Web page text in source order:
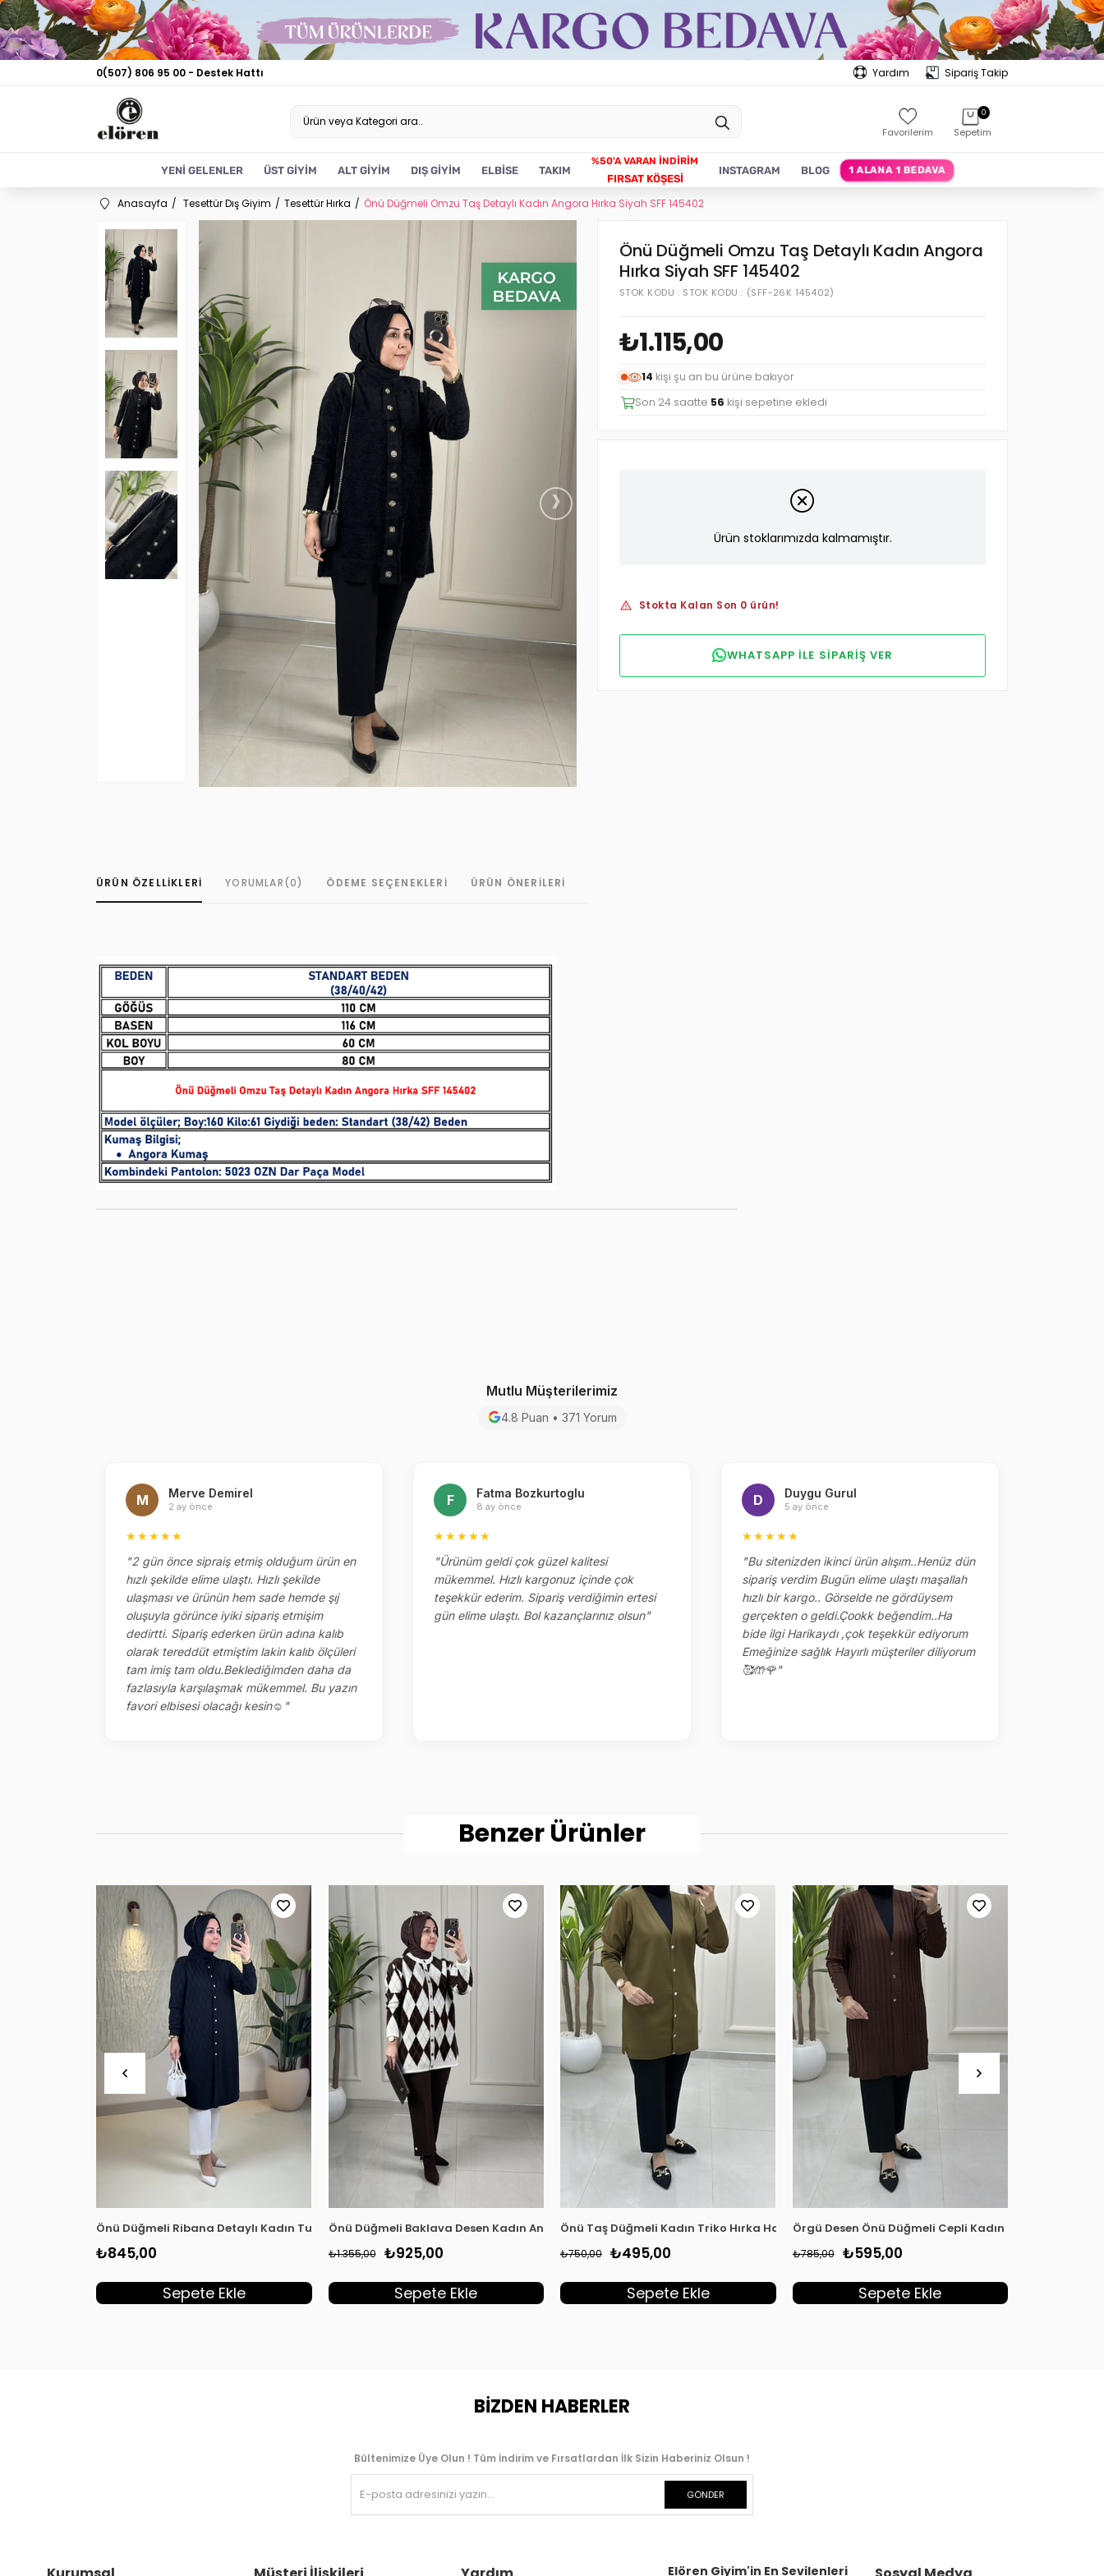
0(507) 806 95 00 - Destek Hattı Yardım Sipariş Takip
Sepetim
0
Favorilerim
YENİ GELENLER ÜST GİYİM ALT GİYİM DIŞ GİYİM ELBİSE TAKIM
FIRSAT KÖŞESİ
INSTAGRAM BLOG 1 ALANA 1 BEDAVA
Anasayfa Tesettür Dış Giyim Tesettür Hırka Önü Düğmeli Omzu Taş Detaylı Kadın Angora Hırka Siyah SFF 145402
›
Önü Düğmeli Omzu Taş Detaylı Kadın Angora
Hırka Siyah SFF 145402
(SFF-26K 145402)
STOK KODU STOK KODU
₺1.115,00
14 kişi şu an bu ürüne bakıyor
Son 24 saatte 56 kişi sepetine ekledi
Ürün stoklarımızda kalmamıştır.
Stokta Kalan Son 0 ürün!
WHATSAPP ILE SIPARIŞ VER
ÜRÜN ÖZELLIKLERI YORUMLAR(0) ÖDEME SEÇENEKLERI ÜRÜN ÖNERILERI
Mutlu Müşterilerimiz
4.8 Puan • 371 Yorum
M Merve Demirel
2 ay önce
★★★★★
"2 gün önce sipraiş etmiş olduğum ürün en
hızlı şekilde elime ulaştı. Hızlı şekilde
ulaşması ve ürünün hem sade hemde şıj
oluşuyla görünce iyiki sipariş etmişim
dedirtti. Sipariş ederken ürün adına kalıb
olarak tereddüt etmiştim lakin kalıb ölçüleri
tam imiş tam oldu.Beklediğimden daha da
fazlasıyla karşılaşmak mükemmel. Bu yazın
favori elbisesi olacağı kesin☺️"
F Fatma Bozkurtoglu
8 ay önce
★★★★★
"Ürünüm geldi çok güzel kalitesi
mükemmel. Hızlı kargonuz içinde çok
teşekkür ederim. Sipariş verdiğimin ertesi
gün elime ulaştı. Bol kazançlarınız olsun"
D Duygu Gurul
5 ay önce
★★★★★
"Bu sitenizden ikinci ürün alışım..Henüz dün
sipariş verdim Bugün elime ulaştı maşallah
hızlı bir kargo.. Görselde ne gördüysem
gerçekten o geldi.Çookk beğendim..Ha
bide ilgi Harikaydı ,çok teşekkür ediyorum
Emeğinize sağlık Hayırlı müşteriler diliyorum
🥰🤲🌹"
Benzer Ürünler
Önü Düğmeli Ribana Detaylı Kadın Tunik Hırka Siyah KADO 257370
₺845,00
Sepete Ekle
Önü Düğmeli Baklava Desen Kadın Angora Hırka Bej NFS 140588
₺925,00
₺1.355,00
Sepete Ekle
Önü Taş Düğmeli Kadın Triko Hırka Haki MLH 5024
₺495,00
₺750,00
Sepete Ekle
Örgü Desen Önü Düğmeli Cepli Kadın Triko Hırka
₺595,00
₺785,00
Sepete Ekle
BİZDEN HABERLER
Bültenimize Üye Olun ! Tüm İndirim ve Fırsatlardan İlk Sizin Haberiniz Olsun !
GÖNDER
Elören Giyim'in En Sevilenleri